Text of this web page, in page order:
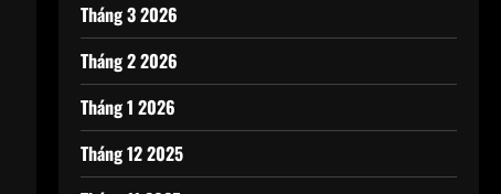
Tháng 3 2026
Tháng 2 2026
Tháng 1 2026
Tháng 12 2025